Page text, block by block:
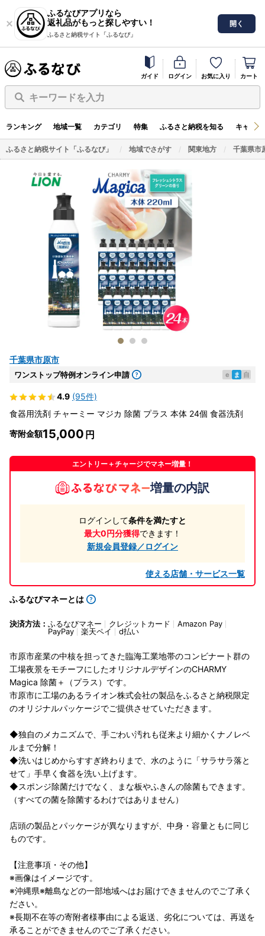
ふるなびアプリなら
返礼品がもっと探しやすい！
ふるさと納税サイト「ふるなび」
開く
ガイド ログイン お気に入り カート
キーワードを入力
ランキング 地域一覧 カテゴリ 特集 ふるさと納税を知る キャン
ふるさと納税サイト「ふるなび」 地域でさがす 関東地方 千葉県市
千葉県市原市
ワンストップ特例オンライン申請 e ま 自
4.9 (95件)
食器用洗剤 チャーミー マジカ 除菌 プラス 本体 24個 食器洗剤
寄附金額15,000
エントリー＋チャージでマネー増量！
増量の内訳
ログインして条件を満たすと
最大0円分獲得できます！
新規会員登録／ログイン
使える店舗・サービス一覧
ふるなびマネーとは
決済方法： ふるなびマネー クレジットカード
Amazon Pay
PayPay
楽天ペイ d払い
市原市産業の中核を担ってきた臨海工業地帯のコンビナート群の
工場夜景をモチーフにしたオリジナルデザインのCHARMY
Magica 除菌＋（プラス）です。
市原市に工場のあるライオン株式会社の製品をふるさと納税限定
のオリジナルパッケージでご提供させていただきます。
◆独自のメカニズムで、手ごわい汚れも従来より細かくナノレベ
ルまで分解！
◆洗いはじめからすすぎ終わりまで、水のように「サラサラ落と
せて」手早く食器を洗い上げます。
◆スポンジ除菌だけでなく、まな板やふきんの除菌もできます。
（すべての菌を除菌するわけではありません）
店頭の製品とパッケージが異なりますが、中身・容量ともに同じ
ものです。
【注意事項・その他】
※画像はイメージです。
※沖縄県※離島などの一部地域へはお届けできませんのでご了承く
ださい。
※長期不在等の寄附者様事由による返送、劣化については、再送を
承ることができませんのでご了承ください。